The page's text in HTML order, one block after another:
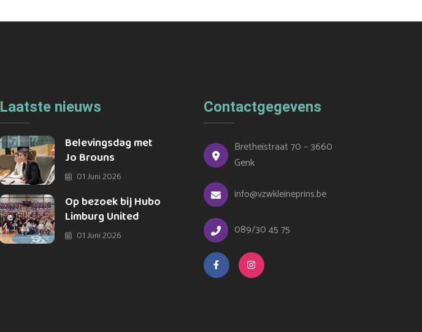
Laatste nieuws
Belevingsdag met
Jo Brouns
01 Juni 2026
Op bezoek bij Hubo
Limburg United
01 Juni 2026
Contactgegevens
Bretheistraat 70 – 3660
Genk
info@vzwkleineprins.be
089/30 45 75